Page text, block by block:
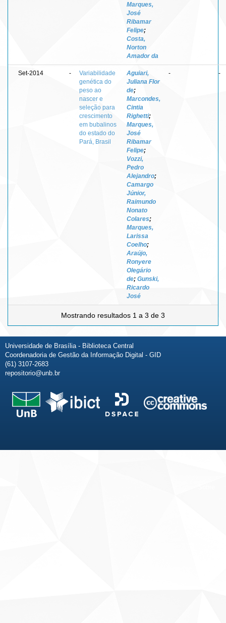
Marques,
José
Ribamar
Felipe;
Costa,
Norton
Amador da
Set-2014 -
Variabilidade
genética do
peso ao
nascer e
seleção para
crescimento
em bubalinos
do estado do
Pará, Brasil
Aguiari,
Juliana Flor
de;
Marcondes,
Cintia
Righetti;
Marques,
José
Ribamar
Felipe;
Vozzi,
Pedro
Alejandro;
Camargo
Júnior,
Raimundo
Nonato
Colares;
Marques,
Larissa
Coelho;
Araújo,
Ronyere
Olegário
de; Gunski,
Ricardo
José
- -
Mostrando resultados 1 a 3 de 3
Universidade de Brasília - Biblioteca Central
Coordenadoria de Gestão da Informação Digital - GID
(61) 3107-2683
repositorio@unb.br